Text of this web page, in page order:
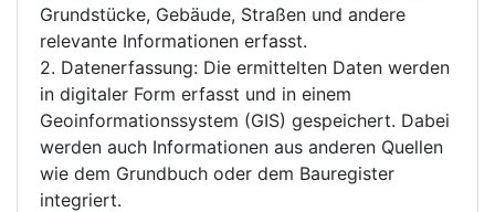
Grundstücke, Gebäude, Straßen und andere
relevante Informationen erfasst.
2. Datenerfassung: Die ermittelten Daten werden
in digitaler Form erfasst und in einem
Geoinformationssystem (GIS) gespeichert. Dabei
werden auch Informationen aus anderen Quellen
wie dem Grundbuch oder dem Bauregister
integriert.